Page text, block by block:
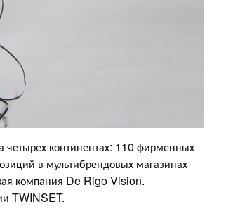
четырех континентах: 110 фирменных
в мультибрендовых магазинах
компания De Rigo Vision.
TWINSET.